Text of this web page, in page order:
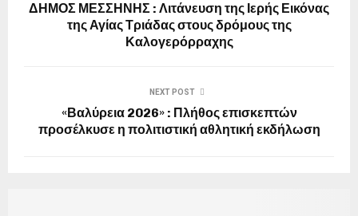
ΔΗΜΟΣ ΜΕΣΣΗΝΗΣ : Λιτάνευση της Ιερής Εικόνας
της Αγίας Τριάδας στους δρόμους της
Καλογερόρραχης
NEXT POST
«Βαλύρεια 2026» : Πλήθος επισκεπτών
προσέλκυσε η πολιτιστική αθλητική εκδήλωση